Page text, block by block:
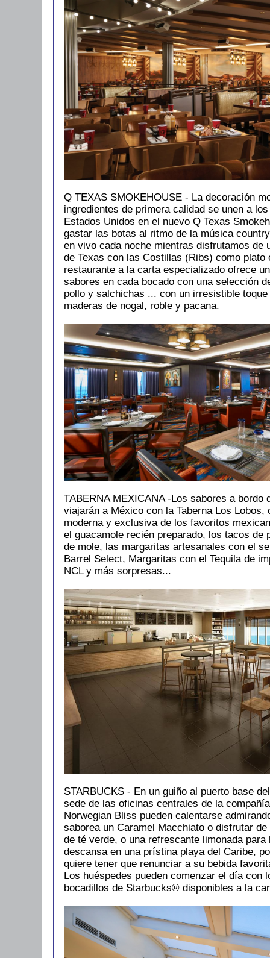
Q TEXAS SMOKEHOUSE - La decoración
ingredientes de primera calidad se unen a
Estados Unidos en el nuevo Q Texas
gastar las botas al ritmo de la música
en vivo cada noche mientras disfrutamos de
de Texas con las Costillas (Ribs) como plato
restaurante a la carta especializado ofrece
sabores en cada bocado con una selección
pollo y salchichas ... con un irresistible
maderas de nogal, roble y pacana.
TABERNA MEXICANA -Los sabores a bordo
viajarán a México con la Taberna Los Lobos,
moderna y exclusiva de los favoritos
el guacamole recién preparado, los tacos de
de mole, las margaritas artesanales con el
Barrel Select, Margaritas con el Tequila de
NCL y más sorpresas...
STARBUCKS - En un guiño al puerto base
sede de las oficinas centrales de la
Norwegian Bliss pueden calentarse
saborea un Caramel Macchiato o disfrutar
de té verde, o una refrescante limonada para
descansa en una prístina playa del Caribe,
quiere tener que renunciar a su bebida
Los huéspedes pueden comenzar el día con
bocadillos de Starbucks® disponibles a la